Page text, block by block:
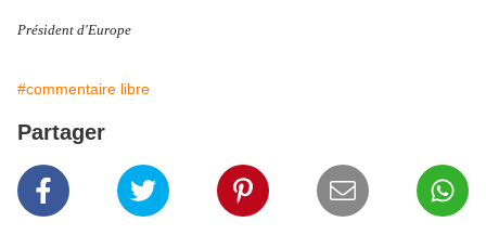
Président d'Europe
#commentaire libre
Partager